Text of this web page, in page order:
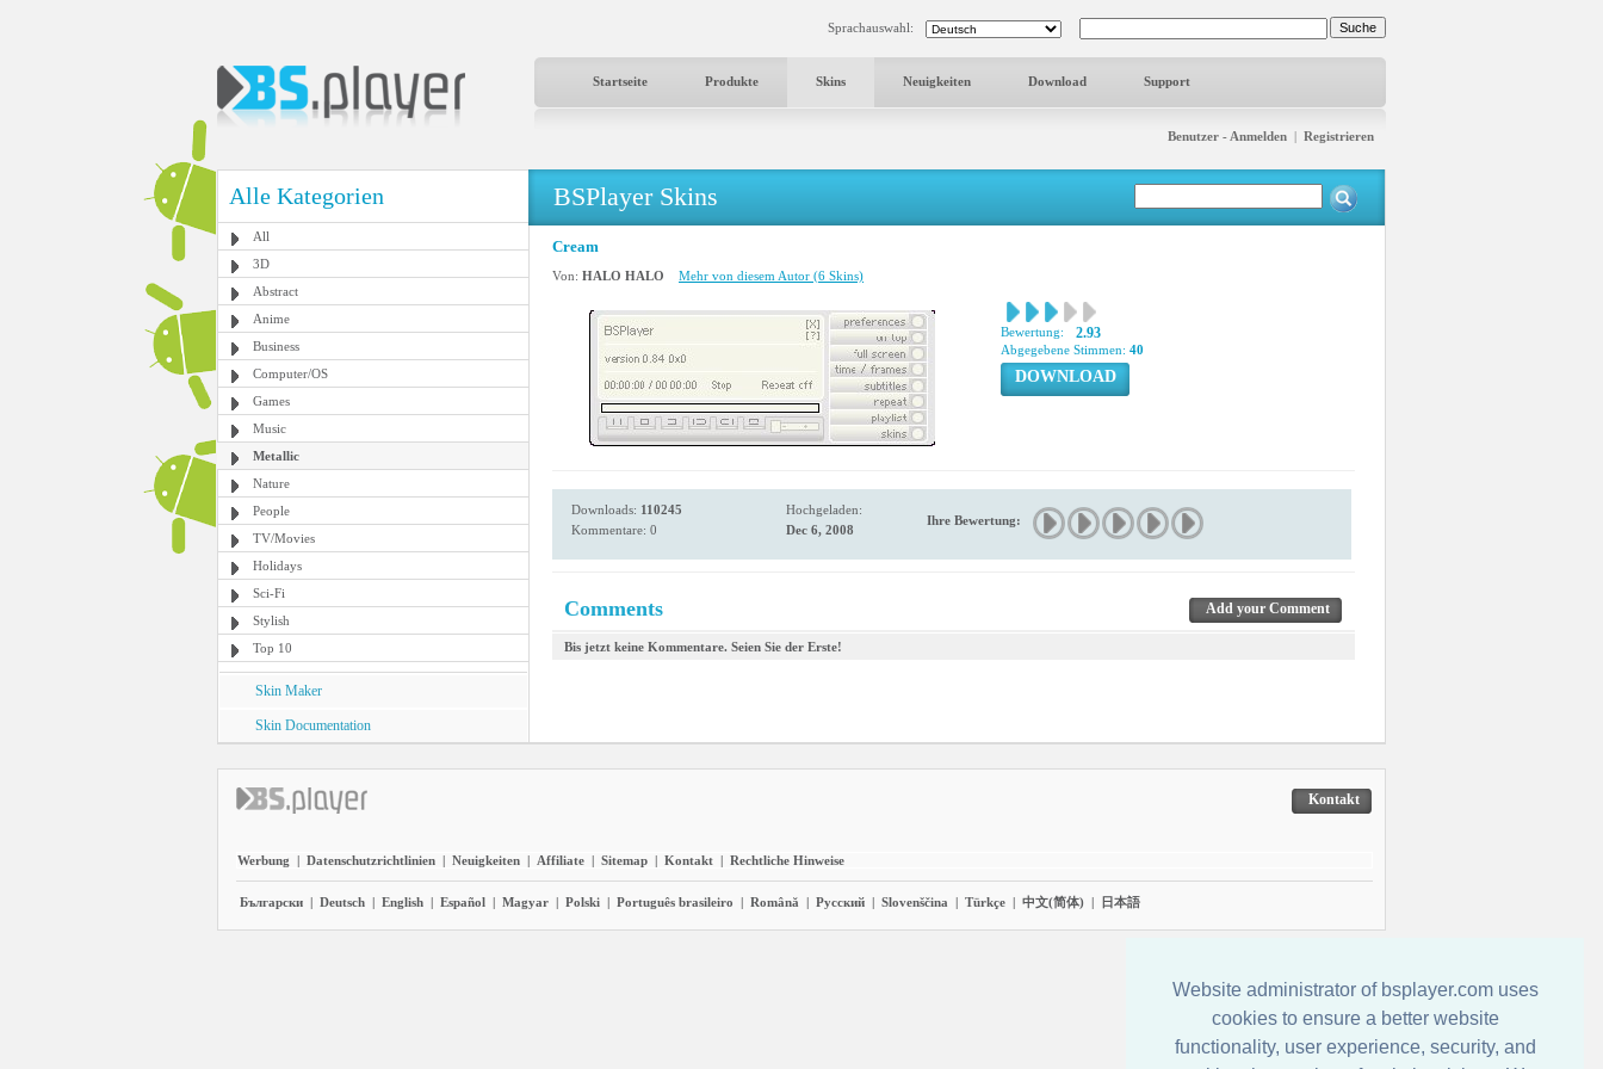
Website administrator of bsplayer.com uses
cookies to ensure a better website
functionality, user experience, security, and
Sprachauswahl:
Startseite Produkte Skins Neuigkeiten Download Support
Benutzer - Anmelden | Registrieren
Alle Kategorien
All
3D
Abstract
Anime
Business
Computer/OS
Games
Music
Metallic
Nature
People
TV/Movies
Holidays
Sci-Fi
Stylish
Top 10
Skin Maker
Skin Documentation
BSPlayer Skins
Cream
Von: HALO HALO Mehr von diesem Autor (6 Skins)
Bewertung: 2.93
Abgegebene Stimmen: 40
DOWNLOAD
Downloads: 110245
Kommentare: 0
Hochgeladen:
Dec 6, 2008
Ihre Bewertung:
Comments Add your Comment
Bis jetzt keine Kommentare. Seien Sie der Erste!
Kontakt
Werbung | Datenschutzrichtlinien | Neuigkeiten | Affiliate | Sitemap | Kontakt | Rechtliche Hinweise
Български | Deutsch | English | Español | Magyar | Polski | Português brasileiro | Română | Pyccĸий | Slovenščina | Türkçe | 中文(简体) | 日本語